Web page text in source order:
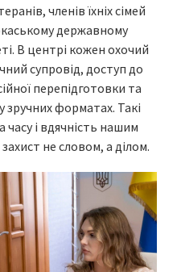
членів їхніх сімей
державному
В центрі кожен охочий
супровід, доступ до
перепідготовки та
зручних форматах. Такі
часу і вдячність нашим
не словом, а ділом.